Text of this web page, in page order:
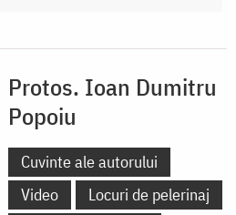
Protos. Ioan Dumitru
Popoiu
Cuvinte ale autorului
Video
Locuri de pelerinaj